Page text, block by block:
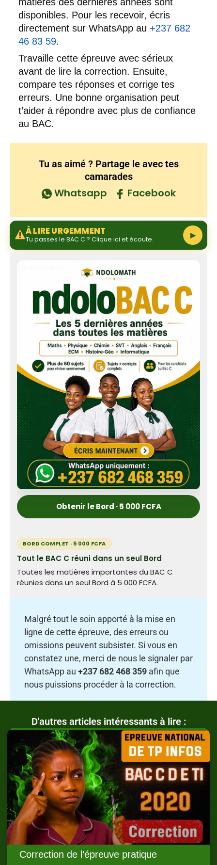
disponibles. Pour les recevoir, écris
directement sur WhatsApp au +237 682
46 83 59.
Travaille cette épreuve avec sérieux
avant de lire la correction. Ensuite,
compare tes réponses et corrige tes
erreurs. Une bonne organisation peut
t’aider à répondre avec plus de confiance
au BAC.
Tu as aimé ? Partage le avec tes
camarades
Whatsapp Facebook
À LIRE URGEMMENT
Tu passes le BAC C ? Clique ici et écoute. ▶
Obtenir le Bord · 5 000 FCFA
BORD COMPLET · 5 000 FCFA
Tout le BAC C réuni dans un seul Bord
Toutes les matières importantes du BAC C
réunies dans un seul Bord à 5 000 FCFA.
Malgré tout le soin apporté à la mise en
ligne de cette épreuve, des erreurs ou
omissions peuvent subsister. Si vous en
constatez une, merci de nous le signaler par
WhatsApp au +237 682 468 359 afin que
nous puissions procéder à la correction.
D'autres articles intéressants à lire :
Correction de l’épreuve pratique